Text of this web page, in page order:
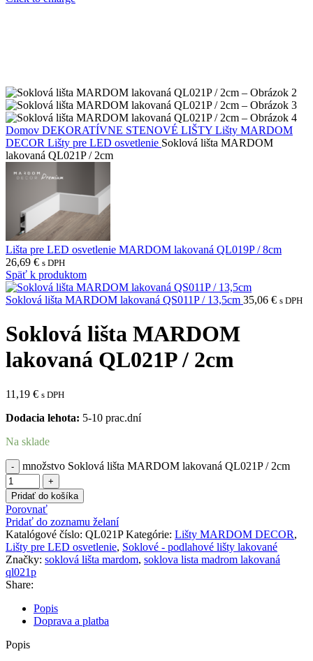
Domov DEKORATÍVNE STENOVÉ LIŠTY Lišty MARDOM
DECOR Lišty pre LED osvetlenie Soklová lišta MARDOM
lakovaná QL021P / 2cm
Lišta pre LED osvetlenie MARDOM lakovaná QL019P / 8cm
26,69 € s DPH
Späť k produktom
Soklová lišta MARDOM lakovaná QS011P / 13,5cm 35,06 € s DPH
Soklová lišta MARDOM
lakovaná QL021P / 2cm
11,19 € s DPH
Dodacia lehota: 5-10 prac.dní
Na sklade
množstvo Soklová lišta MARDOM lakovaná QL021P / 2cm
Pridať do košíka
Porovnať
Pridať do zoznamu želaní
Katalógové číslo: QL021PKategórie: Lišty MARDOM DECOR,
Lišty pre LED osvetlenie, Soklové - podlahové lišty lakované
Značky: soklová lišta mardom, soklova lista madrom lakovaná
ql021p
Share:
Popis
Doprava a platba
Popis